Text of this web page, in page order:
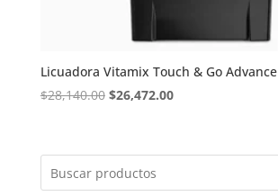
Licuadora Vitamix Touch & Go Advance
$28,140.00 Original
$28,140.00.
$26,472.00Current
$26,472.00.